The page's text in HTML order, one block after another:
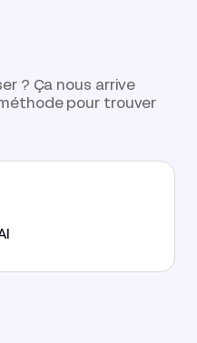
? Ça nous arrive
pour trouver